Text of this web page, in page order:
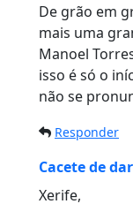
De grão em
mais uma
Manoel
isso é só o
não se
Responder
Cacete de
Xerife,